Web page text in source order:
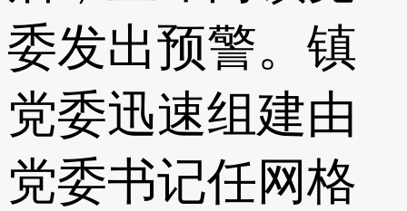
委发出预警。镇
党委迅速组建由
党委书记任网格